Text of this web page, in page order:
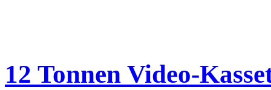
12 Tonnen Video-